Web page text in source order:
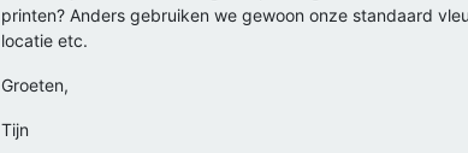
printen? Anders gebruiken we gewoon onze standaard
locatie etc.
Groeten,
Tijn